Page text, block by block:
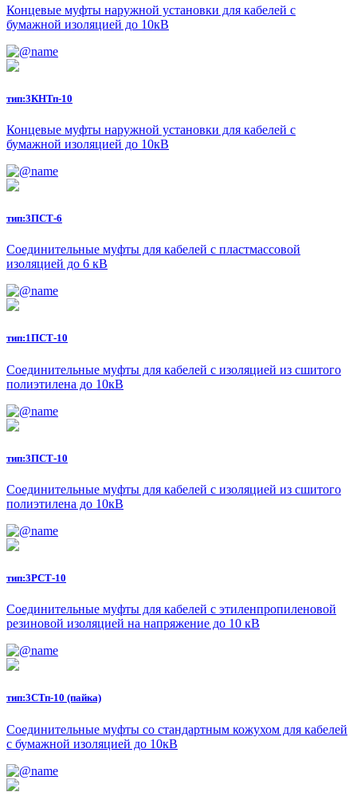
Концевые муфты наружной установки для кабелей с
бумажной изоляцией до 10кВ
тип:3КНТп-10
Концевые муфты наружной установки для кабелей с
бумажной изоляцией до 10кВ
тип:3ПСТ-6
Соединительные муфты для кабелей с пластмассовой
изоляцией до 6 кВ
тип:1ПСТ-10
Соединительные муфты для кабелей с изоляцией из сшитого
полиэтилена до 10кВ
тип:3ПСТ-10
Соединительные муфты для кабелей с изоляцией из сшитого
полиэтилена до 10кВ
тип:3РСТ-10
Соединительные муфты для кабелей с этиленпропиленовой
резиновой изоляцией на напряжение до 10 кВ
тип:3СТп-10 (пайка)
Соединительные муфты со стандартным кожухом для кабелей
с бумажной изоляцией до 10кВ